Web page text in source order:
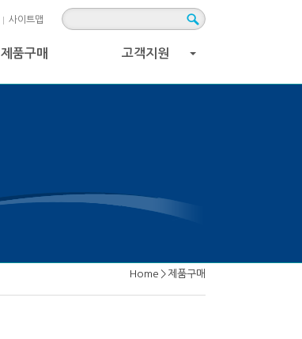
사이트맵
제품구매 고객지원
Home > 제품구매